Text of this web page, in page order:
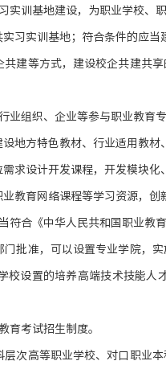
训基地建设，为职业学校、
习实训基地；符合条件的应
建等方式，建设校企共建共
组织、企业等参与职业教育
地方特色教材、行业适用教材
求设计开发课程，开发模块化
教育网络课程等学习资源，
合《中华人民共和国职业教育
批准，可以设置专业学院，
设置的培养高端技术技能
考试招生制度。
次高等职业学校、对口职业